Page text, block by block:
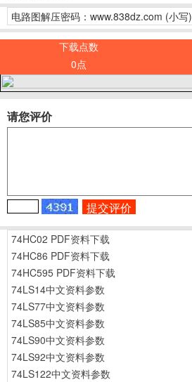
电路图解压密码：www.838dz.com (小写)
下载点数
0点
请您评价
74HC02 PDF资料下载
74HC86 PDF资料下载
74HC595 PDF资料下载
74LS14中文资料参数
74LS77中文资料参数
74LS85中文资料参数
74LS90中文资料参数
74LS92中文资料参数
74LS122中文资料参数